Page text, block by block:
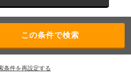
条件を再設定する